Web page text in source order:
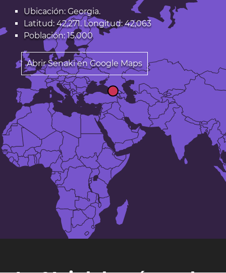
Ubicación: Georgia.
Latitud: 42,271. Longitud: 42,063
Población: 15.000
Abrir Senaki en Google Maps